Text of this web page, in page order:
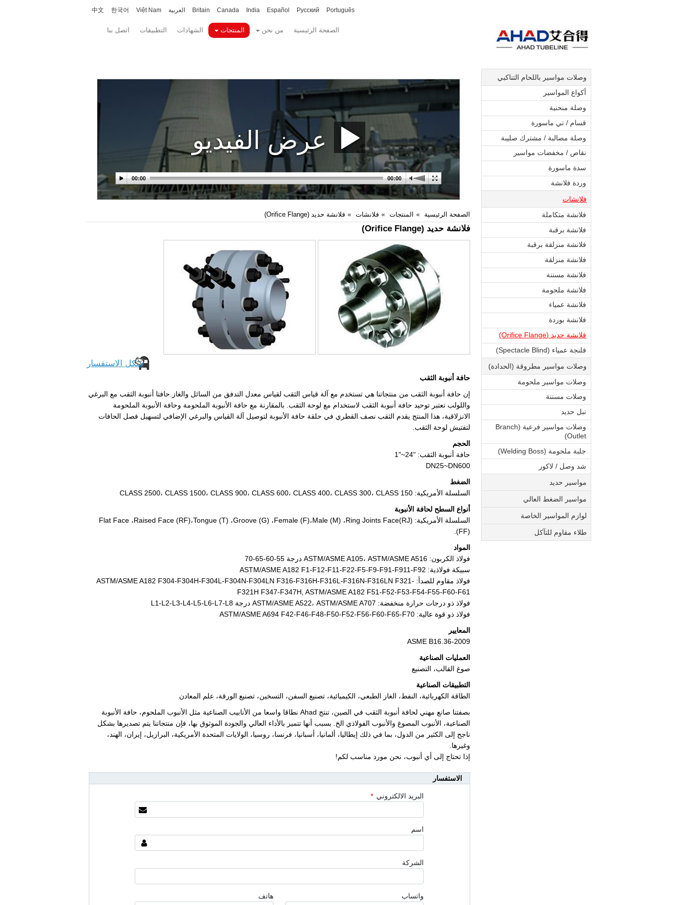
Britain Canada India Español Русский Português العربية 中文 한국어 Việt Nam
الصفحة الرئيسية من نحن المنتجات الشهادات التطبيقات اتصل بنا
عرض الفيديو
الصفحة الرئيسية المنتجات فلانشات فلانشة حديد (Orifice Flange)
فلانشة حديد (Orifice Flange)
شكل الاستفسار
حافة أنبوبة الثقب
إن حافة أنبوبة الثقب من منتجاتنا هي تستخدم مع آلة قياس الثقب لقياس معدل التدفق من السائل والغاز.حافتا أنبوبة الثقب مع البرغي
واللولب تعتبر توحيد حافة أنبوبة الثقب لاستخدام مع لوحة الثقب. بالمقارنة مع حافة الأنبوبة الملحومة وحافة الأنبوبة الملحومة
الانزلاقية، هذا المنتج يقدم الثقب نصف القطري في حلقة حافة الأنبوبة لتوصيل آلة القياس والبرغي الإضافي لتسهيل فصل الحافات
لتفتيش لوحة الثقب.
الحجم
حافة أنبوبة الثقب: 1"~24"
DN25~DN600
الضغط
السلسلة الأمريكية: CLASS 2500، CLASS 1500، CLASS 900، CLASS 600، CLASS 400، CLASS 300، CLASS 150
أنواع السطح لحافة الأنبوبة
السلسلة الأمريكية: Ring Joints Face(RJ)، Male (M)،Female (F)، Groove (G)، Tongue (T)،Raised Face (RF)، Flat Face
(FF)
المواد
فولاذ الكربون: ASTM/ASME A105، ASTM/ASME A516 درجة 55-60-65-70
سبيكة فولاذية: ASTM/ASME A182 F1-F12-F11-F22-F5-F9-F91-F911-F92
فولاذ مقاوم للصدأ: ASTM/ASME A182 F304-F304H-F304L-F304N-F304LN F316-F316H-F316L-F316N-F316LN F321-
F321H F347-F347H, ASTM/ASME A182 F51-F52-F53-F54-F55-F60-F61
فولاذ ذو درجات حرارة منخفضة: ASTM/ASME A522، ASTM/ASME A707 درجة L1-L2-L3-L4-L5-L6-L7-L8
فولاذ ذو قوة عالية: ASTM/ASME A694 F42-F46-F48-F50-F52-F56-F60-F65-F70
المعايير
ASME B16.36-2009
العمليات الصناعية
صوغ القالب، التصنيع
التطبيقات الصناعية
الطاقة الكهربائية، النفط، الغاز الطبعي، الكيميائية، تصنيع السفن، التسخين، تصنيع الورقة، علم المعادن
بصفتنا صانع مهني لحافة أنبوبة الثقب في الصين، تنتج Ahad نطاقا واسعا من الأنابيب الصناعية مثل الأنبوب الملحوم، حافة الأنبوبة
الصناعية، الأنبوب المصوغ والأنبوب الفولاذي الخ. بسبب أنها تتميز بالأداء العالي والجودة الموثوق بها، فإن منتجاتنا يتم تصديرها بشكل
ناجح إلى الكثير من الدول، بما في ذلك إيطاليا، ألمانيا، أسبانيا، فرنسا، روسيا، الولايات المتحدة الأمريكية، البرازيل، إيران، الهند،
وغيرها.
إذا تحتاج إلى أي أنبوب، نحن مورد مناسب لكم!
الاستفسار
وصلات مواسير باللحام التناكبي
أكواع المواسير
وصلة منحنية
قسام / تي ماسورة
وصلة مصالبة / مشترك صليبة
نقاص / مخفضات مواسير
سدة ماسورة
وردة فلانشة
فلانشات
فلانشة متكاملة
فلانشة برقبة
فلانشة منزلقة برقبة
فلانشة منزلقة
فلانشة مسننة
فلانشة ملحومة
فلانشة عمياء
فلانشة بوردة
فلانشة حديد (Orifice Flange)
فلنجة عمياء (Spectacle Blind)
وصلات مواسير مطروقة (الحدادة)
وصلات مواسير ملحومة
وصلات مسننة
نبل حديد
وصلات مواسير فرعية (Branch
Outlet)
جلبة ملحومة (Welding Boss)
شد وصل / لاكور
مواسير حديد
مواسير الضغط العالي
لوازم المواسير الخاصة
طلاء مقاوم للتآكل